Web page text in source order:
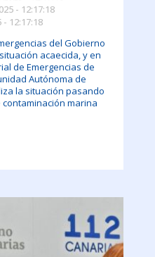
- 12:17:18
12:17:18
del Gobierno
acaecida, y en
de Emergencias de
Autónoma de
la situación pasando
marina